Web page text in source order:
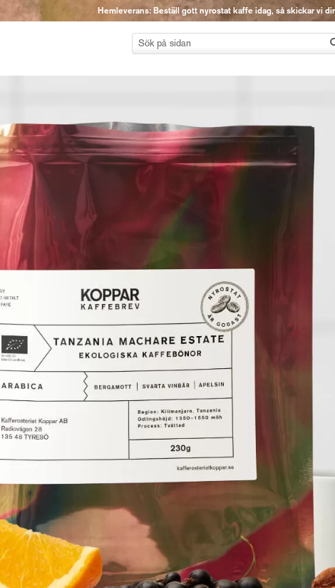
Hemleverans: Beställ gott nyrostat kaffe idag, så skickar vi